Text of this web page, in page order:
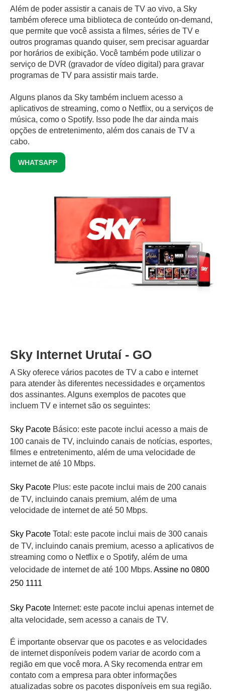
Além de poder assistir a canais de TV ao vivo, a Sky
também oferece uma biblioteca de conteúdo on-demand,
que permite que você assista a filmes, séries de TV e
outros programas quando quiser, sem precisar aguardar
por horários de exibição. Você também pode utilizar o
serviço de DVR (gravador de vídeo digital) para gravar
programas de TV para assistir mais tarde.
Alguns planos da Sky também incluem acesso a
aplicativos de streaming, como o Netflix, ou a serviços de
música, como o Spotify. Isso pode lhe dar ainda mais
opções de entretenimento, além dos canais de TV a
cabo.
WHATSAPP
Sky Internet Urutaí - GO
A Sky oferece vários pacotes de TV a cabo e internet
para atender às diferentes necessidades e orçamentos
dos assinantes. Alguns exemplos de pacotes que
incluem TV e internet são os seguintes:
Sky Pacote Básico: este pacote inclui acesso a mais de
100 canais de TV, incluindo canais de notícias, esportes,
filmes e entretenimento, além de uma velocidade de
internet de até 10 Mbps.
Sky Pacote Plus: este pacote inclui mais de 200 canais
de TV, incluindo canais premium, além de uma
velocidade de internet de até 50 Mbps.
Sky Pacote Total: este pacote inclui mais de 300 canais
de TV, incluindo canais premium, acesso a aplicativos de
streaming como o Netflix e o Spotify, além de uma
velocidade de internet de até 100 Mbps. Assine no 0800
250 1111
Sky Pacote Internet: este pacote inclui apenas internet de
alta velocidade, sem acesso a canais de TV.
É importante observar que os pacotes e as velocidades
de internet disponíveis podem variar de acordo com a
região em que você mora. A Sky recomenda entrar em
contato com a empresa para obter informações
atualizadas sobre os pacotes disponíveis em sua região.